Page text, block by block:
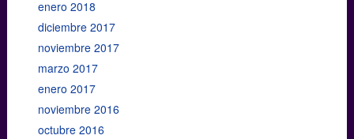
enero 2018
diciembre 2017
noviembre 2017
marzo 2017
enero 2017
noviembre 2016
octubre 2016